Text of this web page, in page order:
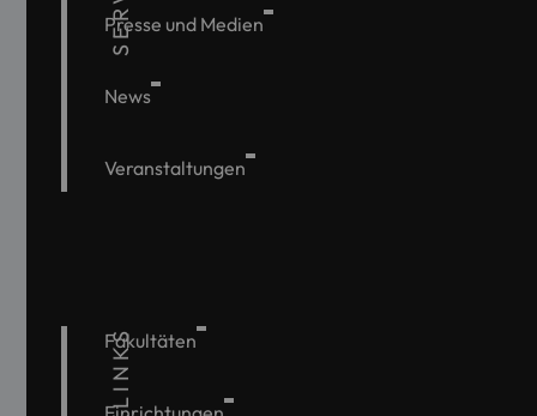
Presse und Medien
News
Veranstaltungen
Fakultäten